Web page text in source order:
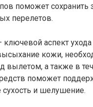
поможет
перелетов.
аспект
кожи,
вылетом, а также в
поможет
сухость и шелушение.